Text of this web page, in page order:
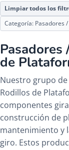
Limpiar todos los
Categoría: Pasadores
de
Nuestro grupo
Rodillos de
componentes
construcción de
mantenimiento y
giro. Estos